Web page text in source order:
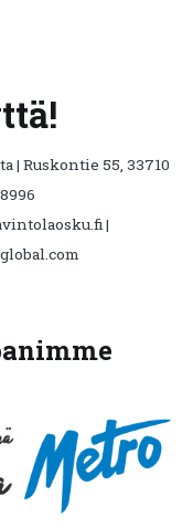
| Ruskontie 55, 33710
|